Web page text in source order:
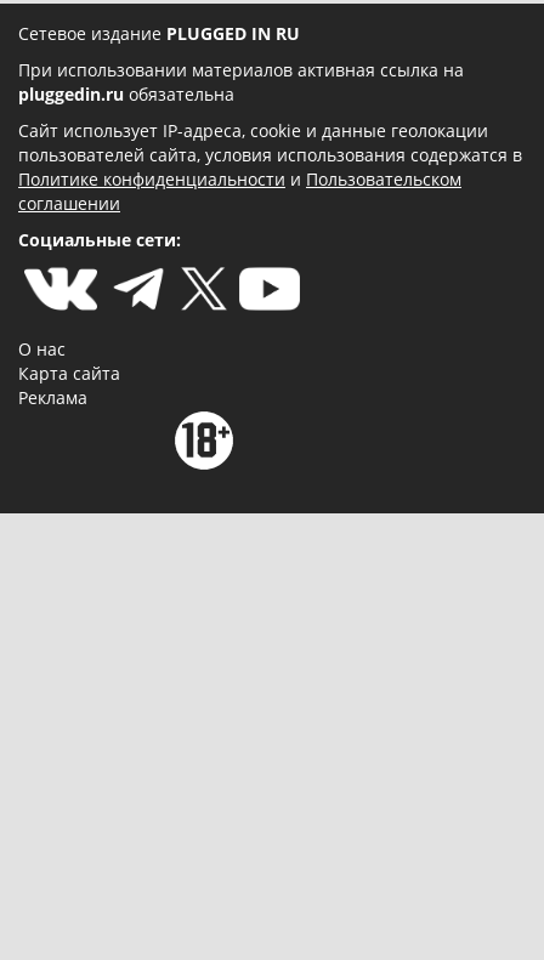
Сетевое издание PLUGGED IN RU
При использовании материалов активная ссылка на
pluggedin.ru обязательна
Сайт использует IP-адреса, cookie и данные геолокации
пользователей сайта, условия использования содержатся в
Политике конфиденциальности и Пользовательском
соглашении
Социальные сети:
О нас
Карта сайта
Реклама